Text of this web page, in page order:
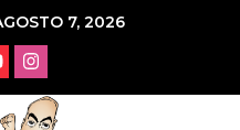
7, 2026